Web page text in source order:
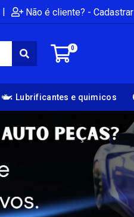
| Não é cliente? - Cadastrar
0
Lubrificantes e quimicos